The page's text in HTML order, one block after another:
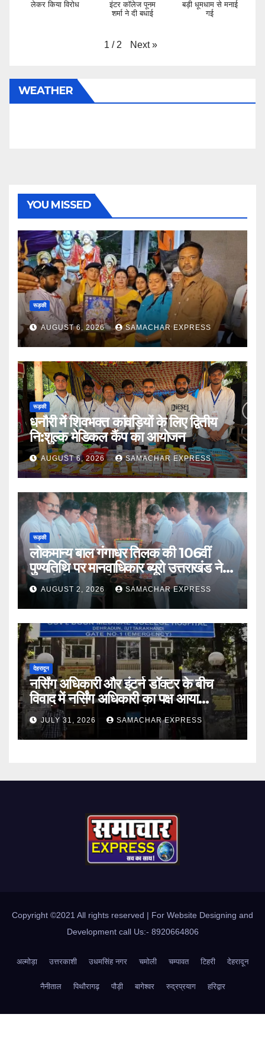
लेकर किया विरोध
इंटर कॉलेज पूनम
शर्मा ने दी बधाई
बड़ी धूमधाम से मनाई
गई
1 / 2 Next »
WEATHER
YOU MISSED
रूड़की
AUGUST 6, 2026 SAMACHAR EXPRESS
रूड़की
धनौरी में शिवभक्त कांवड़ियों के लिए द्वितीय
नि:शुल्क मेडिकल कैंप का आयोजन
AUGUST 6, 2026 SAMACHAR EXPRESS
रूड़की
लोकमान्य बाल गंगाधर तिलक की 106वीं
पुण्यतिथि पर मानवाधिकार ब्यूरो उत्तराखंड ने दी
भावभीनी श्रद्धांजलि
AUGUST 2, 2026 SAMACHAR EXPRESS
देहरादून
नर्सिंग अधिकारी और इंटर्न डॉक्टर के बीच
विवाद में नर्सिंग अधिकारी का पक्ष आया
सामने,करी निष्पक्ष जांच की मांग
JULY 31, 2026 SAMACHAR EXPRESS
Copyright ©2021 All rights reserved | For Website Designing and
Development call Us:- 8920664806
अल्मोड़ा उत्तरकाशी उधमसिंह नगर चमोली चम्पावत टिहरी देहरादून
नैनीताल पिथौरागढ़ पौड़ी बागेश्वर रुद्रप्रयाग हरिद्वार